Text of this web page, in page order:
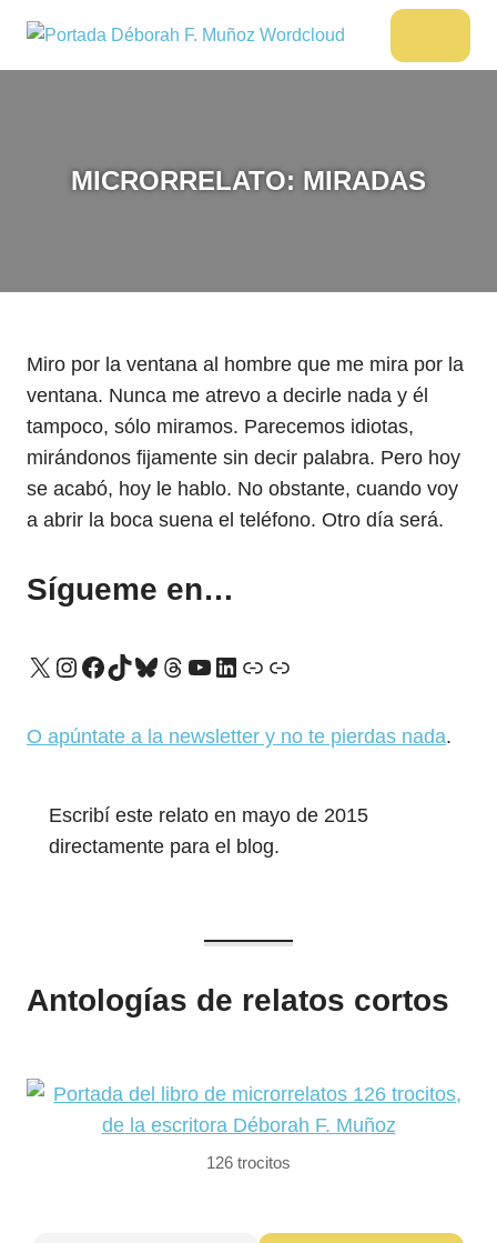
contenido
DÉBORAH
MICRORRELATO: MIRADAS
Miro por la ventana al hombre que me mira por la
ventana. Nunca me atrevo a decirle nada y él
tampoco, sólo miramos. Parecemos idiotas,
mirándonos fijamente sin decir palabra. Pero hoy
se acabó, hoy le hablo. No obstante, cuando voy
a abrir la boca suena el teléfono. Otro día será.
Sígueme en…
X Instagram
Facebook
TikTok
Bluesky
Threads
YouTube
LinkedIn
Enlace
Enlace
O apúntate a la newsletter y no te pierdas nada.
Escribí este relato en mayo de 2015
directamente para el blog.
Antologías de relatos cortos
126 trocitos